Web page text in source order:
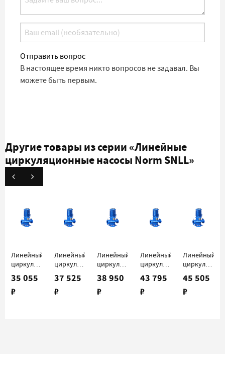
Отправить вопрос
В настоящее время никто вопросов не задавал. Вы
можете быть первым.
Другие товары из серии«Линейные
циркуляционные насосы Norm SNLL»
Линейный
циркуляционный
насос
Norm
SNLL 40-
35 055
₽
Линейный
циркуляционный
насос
Norm
SNLL 40-
37 525
₽
Линейный
циркуляционный
насос
Norm
SNLL 40-
38 950
₽
Линейный
циркуляционный
насос
Norm
SNLL 40-
43 795
₽
Линейный
Norm
SNLL 40-
45 505
₽